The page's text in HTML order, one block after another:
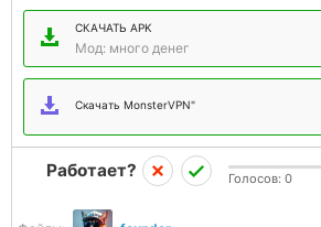
СКАЧАТЬ APK
Мод: много денег
Скачать MonsterVPN"
Работает? Голосов: 0